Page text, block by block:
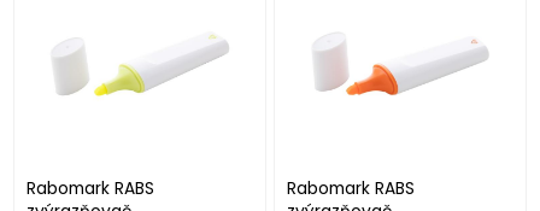
Rabomark RABS
Rabomark RABS